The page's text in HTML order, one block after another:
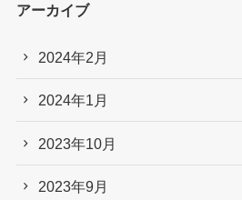
アーカイブ
2024年2月
2024年1月
2023年10月
2023年9月